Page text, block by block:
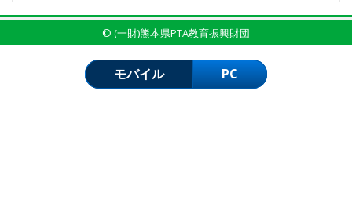
© (一財)熊本県PTA教育振興財団
モバイル PC